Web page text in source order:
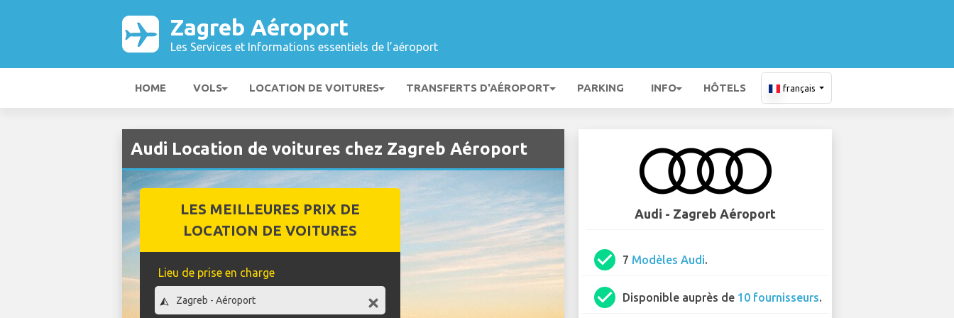
Zagreb Aéroport
Les Services et Informations essentiels de l’aéroport
HOME VOLS LOCATION DE VOITURES TRANSFERTS D'AÉROPORT PARKING INFO HÔTELS français
Audi Location de voitures chez Zagreb Aéroport
LES MEILLEURES PRIX DE
LOCATION DE VOITURES
Lieu de prise en charge
Audi - Zagreb Aéroport
check_circle 7 Modèles Audi.
check_circle Disponible auprès de 10 fournisseurs.